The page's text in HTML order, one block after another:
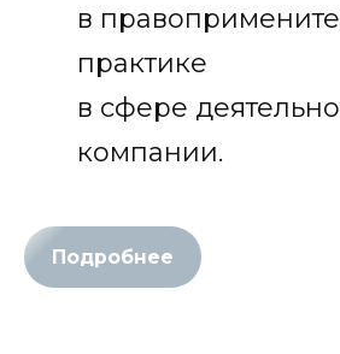
в
практике
в сфере
компании.
Подробнее